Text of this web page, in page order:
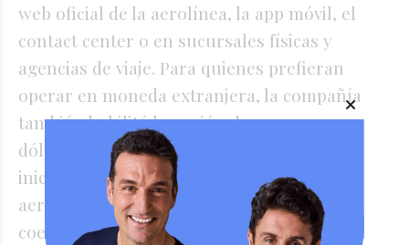
web oficial de la aerolínea, la app móvil, el
contact center o en sucursales físicas y
agencias de viaje. Para quienes prefieran
operar en moneda extranjera, la compañía
también habilitó la opción de compra en
dólares manteniendo el beneficio. Esta
iniciativa se suma a la estrategia de la
aerolínea de bandera para sostener el
coeficiente de ocupación en sus aeronaves